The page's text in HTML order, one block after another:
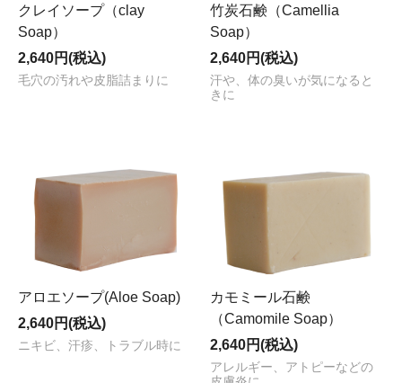
クレイソープ（clay
Soap）
2,640円(税込)
毛穴の汚れや皮脂詰まりに
竹炭石鹸（Camellia
Soap）
2,640円(税込)
汗や、体の臭いが気になると
きに
アロエソープ(Aloe Soap)
2,640円(税込)
ニキビ、汗疹、トラブル時に
カモミール石鹸
（Camomile Soap）
2,640円(税込)
アレルギー、アトピーなどの